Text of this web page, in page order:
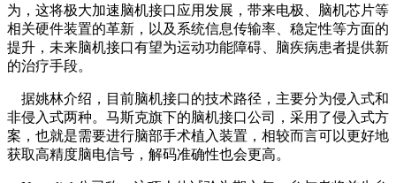
为，这将极大加速脑机接口应用发展，带来电极、脑机芯片等
相关硬件装置的革新，以及系统信息传输率、稳定性等方面的
提升，未来脑机接口有望为运动功能障碍、脑疾病患者提供新
的治疗手段。
据姚林介绍，目前脑机接口的技术路径，主要分为侵入式和
非侵入式两种。马斯克旗下的脑机接口公司，采用了侵入式方
案，也就是需要进行脑部手术植入装置，相较而言可以更好地
获取高精度脑电信号，解码准确性也会更高。